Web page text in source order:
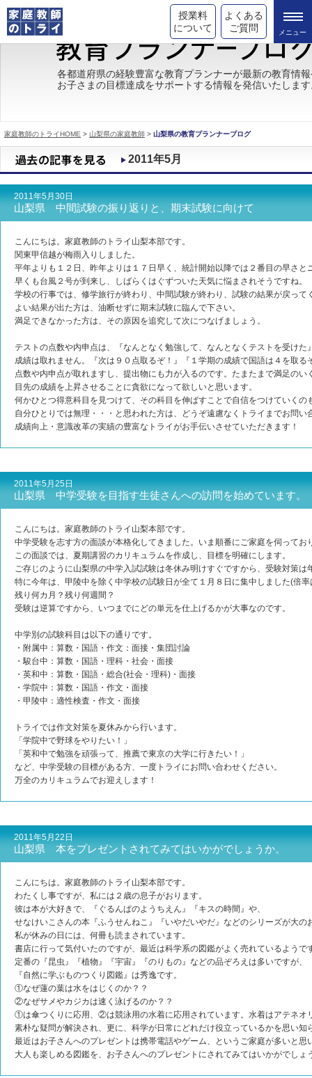
授業料
について
よくある
ご質問
トライの教育理念
成績が上がる理由
都道府県別情報
合格体験談
キャンペーン情報
各都道府県の経験豊富な教育プランナーが最新の教育情
お子さまの目標達成をサポートする情報を発信いたしま
家庭教師のトライHOME > 山梨県の家庭教師 > 山梨県の教育プランナーブログ
2011年5月
2011年5月30日
山梨県 中間試験の振り返りと、期末試験に向けて
こんにちは。家庭教師のトライ山梨本部です。
関東甲信越が梅雨入りしました。
平年よりも１２日、昨年よりは１７日早く、統計開始以降では２番目の早さと
早くも台風２号が到来し、しばらくはぐずついた天気に悩まされそうですね。
学校の行事では、修学旅行が終わり、中間試験が終わり、試験の結果が戻って
よい結果が出た方は、油断せずに期末試験に臨んで下さい。
満足できなかった方は、その原因を追究して次につなげましょう。
テストの点数や内申点は、『なんとなく勉強して、なんとなくテストを受け
成績は取れません。『次は９０点取るぞ！』『１学期の成績で国語は４を取
点数や内申点が取れますし、提出物にも力が入るのです。たまたまで満足のい
目先の成績を上昇させることに貪欲になって欲しいと思います。
何かひとつ得意科目を見つけて、その科目を伸ばすことで自信をつけていくの
自分ひとりでは無理・・・と思われた方は、どうぞ遠慮なくトライまでお問い
成績向上・意識改革の実績の豊富なトライがお手伝いさせていただきます！
2011年5月25日
山梨県 中学受験を目指す生徒さんへの訪問を始めています。
こんにちは。家庭教師のトライ山梨本部です。
中学受験を志す方の面談が本格化してきました。いま順番にご家庭を伺ってお
この面談では、夏期講習のカリキュラムを作成し、目標を明確にします。
ご存じのように山梨県の中学入試試験は冬休み明けすぐですから、受験対策は
特に今年は、甲陵中を除く中学校の試験日が全て１月８日に集中しました(倍
残り何カ月？残り何週間？
受験は逆算ですから、いつまでにどの単元を仕上げるかが大事なのです。
中学別の試験科目は以下の通りです。
・附属中：算数・国語・作文：面接・集団討論
・駿台中：算数・国語・理科・社会・面接
・英和中：算数・国語・総合(社会・理科)・面接
・学院中：算数・国語・作文・面接
・甲陵中：適性検査・作文・面接
トライでは作文対策を夏休みから行います。
「学院中で野球をやりたい！」
「英和中で勉強を頑張って、推薦で東京の大学に行きたい！」
など、中学受験の目標がある方、一度トライにお問い合わせください。
万全のカリキュラムでお迎えします！
2011年5月22日
山梨県 本をプレゼントされてみてはいかがでしょうか。
こんにちは。家庭教師のトライ山梨本部です。
わたくし事ですが、私には２歳の息子がおります。
彼は本が大好きで、『ぐるんぱのようちえん』『キスの時間』や、
せなけいこさんの本『ふうせんねこ』『いやだいやだ』などのシリーズが大の
私が休みの日には、何冊も読まされています。
書店に行って気付いたのですが、最近は科学系の図鑑がよく売れているようで
定番の『昆虫』『植物』『宇宙』『のりもの』などの品ぞろえは多いですが、
『自然に学ぶものつくり図鑑』は秀逸です。
①なぜ蓮の葉は水をはじくのか？？
②なぜサメやカジカは速く泳げるのか？？
①は傘つくりに応用、②は競泳用の水着に応用されています。水着はアテネオ
素朴な疑問が解決され、更に、科学が日常にどれだけ役立っているかを思い知
最近はお子さんへのプレゼントは携帯電話やゲーム、というご家庭が多いと思
大人も楽しめる図鑑を、お子さんへのプレゼントにされてみてはいかがでしょ